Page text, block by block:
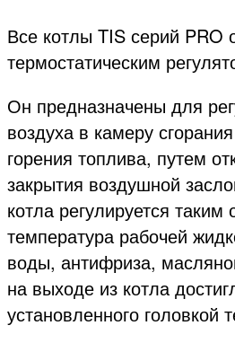
Все котлы TIS серий PRO
термостатическим
Он предназначены для
воздуха в камеру
горения топлива, путем
закрытия воздушной
котла регулируется
температура рабочей
воды, антифриза,
на выходе из котла
установленного головкой